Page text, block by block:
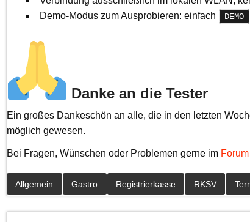
Demo-Modus zum Ausprobieren: einfach
DEMO
Danke an die Tester
Ein großes Dankeschön an alle, die in den letzten
möglich gewesen.
Bei Fragen, Wünschen oder Problemen gerne im Forum
Allgemein Gastro Registrierkasse RKSV